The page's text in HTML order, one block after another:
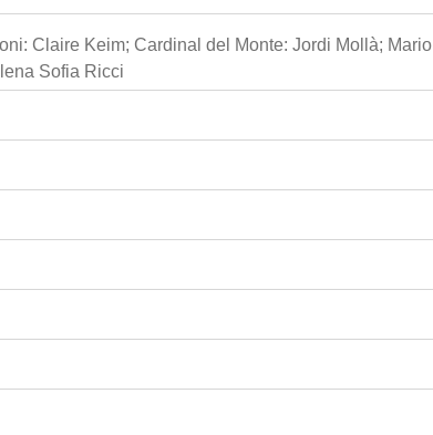
Claire Keim; Cardinal del Monte: Jordi Mollà;
Sofia Ricci